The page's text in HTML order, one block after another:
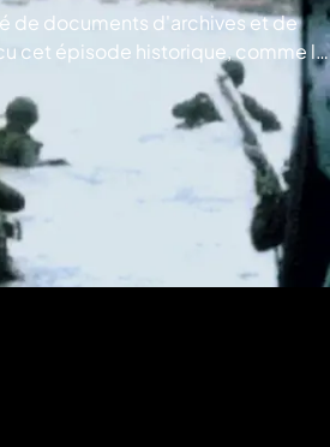
de documents d'archives et de
cet épisode historique, comme le